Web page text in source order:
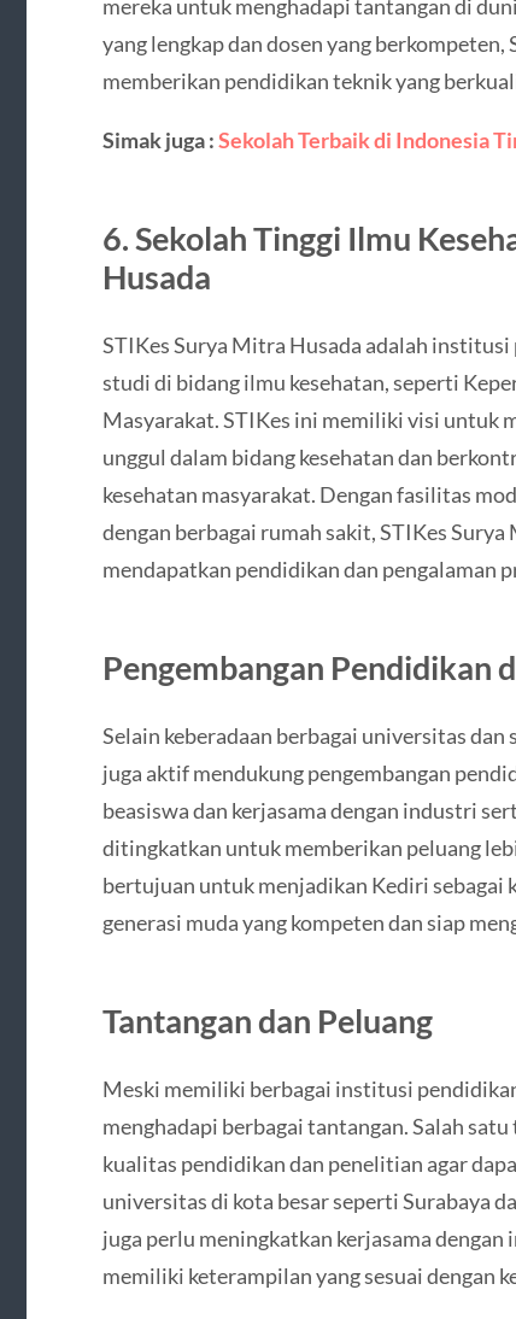
mereka untuk menghadapi tantangan di
yang lengkap dan dosen yang
memberikan pendidikan teknik yang
Simak juga :Sekolah Terbaik di Indonesia
6. Sekolah Tinggi Ilmu
Husada
STIKes Surya Mitra Husada adalah
studi di bidang ilmu kesehatan, seperti
Masyarakat. STIKes ini memiliki visi untuk
unggul dalam bidang kesehatan dan
kesehatan masyarakat. Dengan fasilitas
dengan berbagai rumah sakit, STIKes
mendapatkan pendidikan dan pengalaman
Pengembangan Pendidikan
Selain keberadaan berbagai universitas
juga aktif mendukung pengembangan
beasiswa dan kerjasama dengan industri
ditingkatkan untuk memberikan peluang
bertujuan untuk menjadikan Kediri sebagai
generasi muda yang kompeten dan siap
Tantangan dan Peluang
Meski memiliki berbagai institusi
menghadapi berbagai tantangan. Salah
kualitas pendidikan dan penelitian agar
universitas di kota besar seperti Surabaya
juga perlu meningkatkan kerjasama
memiliki keterampilan yang sesuai dengan